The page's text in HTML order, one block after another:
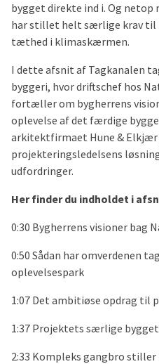
bygget direkte ind i. Og
har stillet helt særlige krav til
tæthed i klimaskærmen.
I dette afsnit af Tagkanalen
byggeri, hvor driftschef hos
fortæller om bygherrens
oplevelse af det færdige
arkitektfirmaet Hune & Elkjær
projekteringsledelsens
udfordringer.
Her finder du indholdet i
0:30 Bygherrens visioner bag
0:50 Sådan har omverdenen
oplevelsespark
1:07 Det ambitiøse opdrag til
1:37 Projektets særlige
2:33 Kompleks gangbro